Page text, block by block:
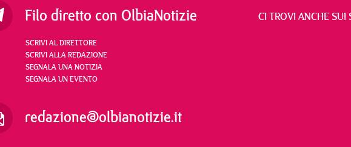
Filo diretto con OlbiaNotizie
SCRIVI AL DIRETTORE
SCRIVI ALLA REDAZIONE
SEGNALA UNA NOTIZIA
SEGNALA UN EVENTO
redazione@olbianotizie.it
CI TROVI ANCHE SUI